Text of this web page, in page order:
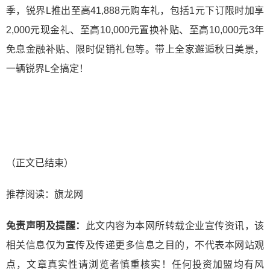
季，锐界L推出至高41,888元购车礼，包括1元下订限时加享
2,000元现金礼、至高10,000元置换补贴、至高10,000元3年
免息金融补贴、限时促销礼包等。带上全家邂逅秋日美景，
一辆锐界L全搞定！
（正文已结束）
推荐阅读： 旗龙网
免责声明及提醒：
此文内容为本网所转载企业宣传资讯，该
相关信息仅为宣传及传递更多信息之目的，不代表本网站观
点，文章真实性请浏览者慎重核实！任何投资加盟均有风